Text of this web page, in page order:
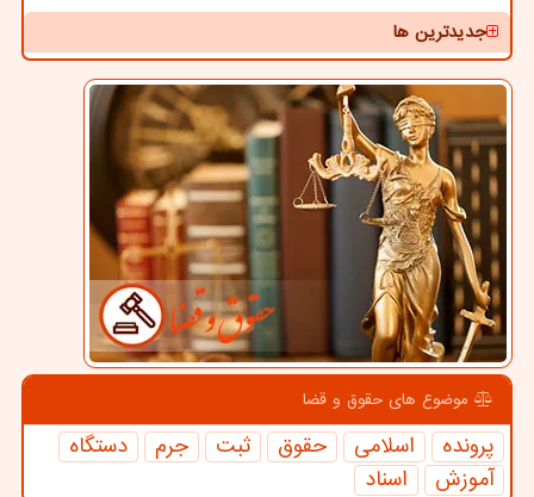
جدیدترین ها
موضوع های حقوق و قضا
پرونده اسلامی حقوق ثبت جرم
دستگاه
آموزش
اسناد